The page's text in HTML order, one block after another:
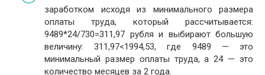
заработком исходя из минимального размера
оплаты труда, который рассчитывается:
9489*24/730=311,97 рубля и выбирают большую
величину: 311,97<1994,53, где 9489 — это
минимальный размер оплаты труда, а 24 — это
количество месяцев за 2 года.